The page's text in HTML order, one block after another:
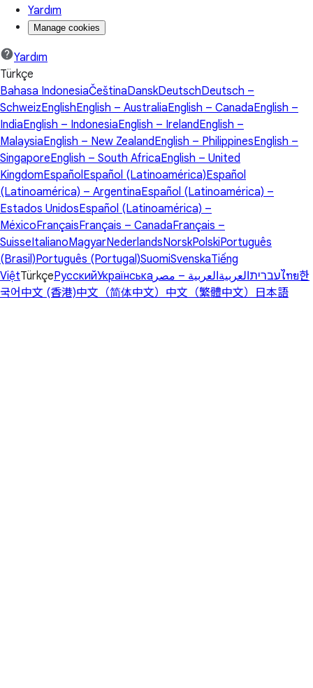
Yardım
Manage cookies
Yardım
Türkçe
Bahasa IndonesiaČeštinaDanskDeutschDeutsch –
SchweizEnglishEnglish – AustraliaEnglish – CanadaEnglish –
IndiaEnglish – IndonesiaEnglish – IrelandEnglish –
MalaysiaEnglish – New ZealandEnglish – PhilippinesEnglish –
SingaporeEnglish – South AfricaEnglish – United
KingdomEspañolEspañol (Latinoamérica)Español
(Latinoamérica) – ArgentinaEspañol (Latinoamérica) –
Estados UnidosEspañol (Latinoamérica) –
MéxicoFrançaisFrançais – CanadaFrançais –
SuisseItalianoMagyarNederlandsNorskPolskiPortuguês
(Brasil)Português (Portugal)SuomiSvenskaTiếng
ViệtTürkçeРусскийУкраїнська עבריתالعربيةالعربية – مصر ไทย한
국어 中文 (香港)中文（简体中文） 中文（繁體中文） 日本語